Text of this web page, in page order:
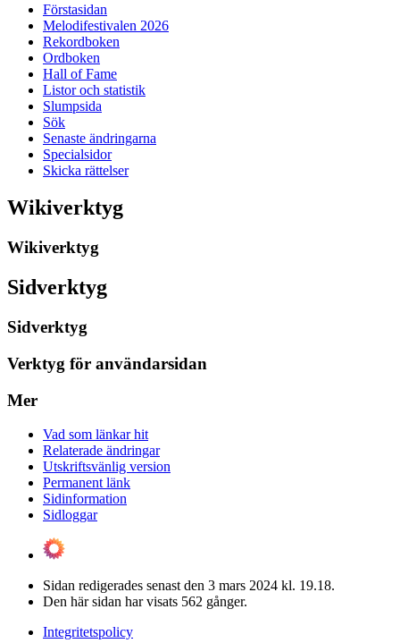
Förstasidan
Melodifestivalen 2026
Rekordboken
Ordboken
Hall of Fame
Listor och statistik
Slumpsida
Sök
Senaste ändringarna
Specialsidor
Skicka rättelser
Wikiverktyg
Wikiverktyg
Sidverktyg
Sidverktyg
Verktyg för användarsidan
Mer
Vad som länkar hit
Relaterade ändringar
Utskriftsvänlig version
Permanent länk
Sidinformation
Sidloggar
Sidan redigerades senast den 3 mars 2024 kl. 19.18.
Den här sidan har visats 562 gånger.
Integritetspolicy